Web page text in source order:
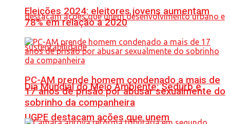
Dia Mundial do Meio Ambiente: Sedurb e
UGPE destacam ações que unem
Eleições 2024: eleitores jovens aumentam
78% em relação a 2020
PC-AM prende homem condenado a mais de
17 anos de prisão por abusar sexualmente do
sobrinho da companheira